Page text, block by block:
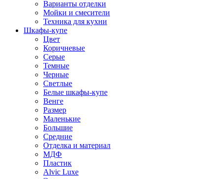
Варианты отделки
Мойки и смесители
Техника для кухни
Шкафы-купе
Цвет
Коричневые
Серые
Темные
Черные
Светлые
Белые шкафы-купе
Венге
Размер
Маленькие
Большие
Средние
Отделка и материал
МДФ
Пластик
Alvic Luxe